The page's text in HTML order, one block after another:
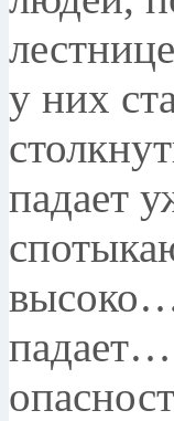
у них
падает